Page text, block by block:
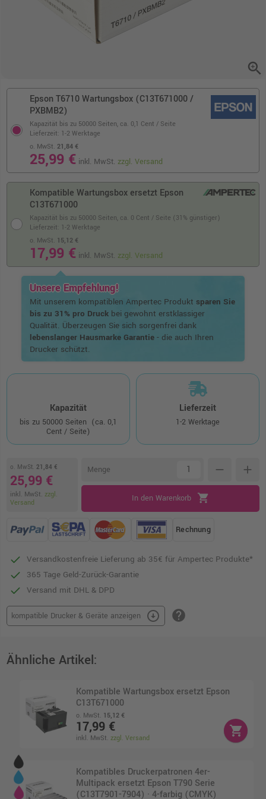
zoom_in
Epson T6710 Wartungsbox (C13T671000 /
PXBMB2)
Kapazität bis zu 50000 Seiten, ca. 0,1 Cent / Seite
o. MwSt. 21,84 €
25,99 € inkl. MwSt.zzgl. Versand
Lieferzeit: 1-2 Werktage
Kompatible Wartungsbox ersetzt Epson
C13T671000
Kapazität bis zu 50000 Seiten, ca. 0 Cent / Seite (31% günstiger)
o. MwSt. 15,12 €
17,99 € inkl. MwSt. zzgl. Versand
Lieferzeit: 1-2 Werktage
Unsere Empfehlung!
Mit unserem kompatiblen Ampertec Produkt sparen Sie
bis zu 31% pro Druckbei gewohnt erstklassiger
Qualität. Überzeugen Sie sich sorgenfrei dank
lebenslanger Hausmarke Garantie- die auch Ihren
Drucker schützt.
Kapazität
bis zu 50000 Seiten (ca. 0,1
Cent / Seite)
Lieferzeit
1-2 Werktage
o. MwSt. 21,84 €
25,99 €
inkl. MwSt. zzgl.
Versand
Menge remove add
In den Warenkorb shopping_cart
Rechnung
Versandkostenfreie Lieferung ab 35€ für Ampertec Produkte*
365 Tage Geld-Zurück-Garantie
Versand mit DHL & DPD
kompatible Drucker & Geräte anzeigen arrow_circle_down help
Ähnliche Artikel:
Kompatible Wartungsbox ersetzt Epson
C13T671000
o. MwSt. 15,12 €
17,99 €
inkl. MwSt.zzgl. Versand
shopping_cart
Kompatibles Druckerpatronen 4er-
Multipack ersetzt Epson T790 Serie
(C13T7901-7904) · 4-farbig (CMYK)